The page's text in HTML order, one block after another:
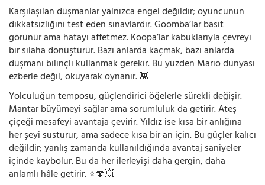
Karşılaşılan düşmanlar yalnızca engel değildir; oyuncunun
dikkatsizliğini test eden sınavlardır. Goomba’lar basit
görünür ama hatayı affetmez. Koopa’lar kabuklarıyla çevreyi
bir silaha dönüştürür. Bazı anlarda kaçmak, bazı anlarda
düşmanı bilinçli kullanmak gerekir. Bu yüzden Mario dünyası
ezberle değil, okuyarak oynanır. 👾
Yolculuğun temposu, güçlendirici öğelerle sürekli değişir.
Mantar büyümeyi sağlar ama sorumluluk da getirir. Ateş
çiçeği mesafeyi avantaja çevirir. Yıldız ise kısa bir anlığına
her şeyi susturur, ama sadece kısa bir an için. Bu güçler kalıcı
değildir; yanlış zamanda kullanıldığında avantaj saniyeler
içinde kaybolur. Bu da her ilerleyişi daha gergin, daha
anlamlı hâle getirir. ⭐🍄💥